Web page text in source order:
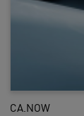
CA.NOW